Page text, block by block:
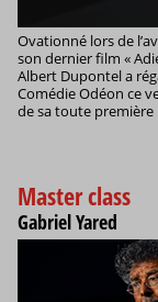
Ovationné lors de
son dernier film «
Albert Dupontel a
Comédie Odéon ce
de sa toute première
Master class
Gabriel Yared